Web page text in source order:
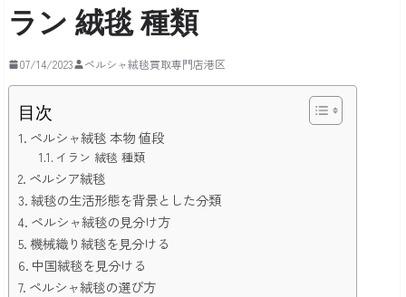
ラン 絨毯 種類
07/14/2023 ペルシャ絨毯買取専門店港区
目次
ペルシャ絨毯 本物 値段
イラン 絨毯 種類
ペルシア絨毯
絨毯の生活形態を背景とした分類
ペルシャ絨毯の見分け方
機械織り絨毯を見分ける
中国絨毯を見分ける
ペルシャ絨毯の選び方